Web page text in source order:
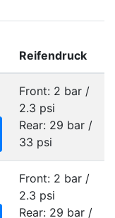
Reifendruck
Front: 2 bar /
2.3 psi
Rear: 29 bar /
33 psi
Front: 2 bar /
2.3 psi
Rear: 29 bar /